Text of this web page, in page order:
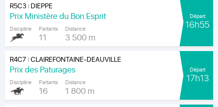
R5C3| DIEPPE
Prix Ministère du Bon Esprit
Discipline Partants
11
Distance
3 500 m
Départ
16h55
R4C7 |CLAIREFONTAINE-DEAUVILLE
Prix des Paturages
Discipline Partants
16
Distance
1 800 m
Départ
17h13